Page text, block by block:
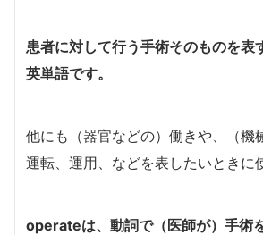
患者に対して行う手術そのものを表
英単語です。
他にも（器官などの）働きや、（機
運転、運用、などを表したいときに
operateは、動詞で（医師が）手術